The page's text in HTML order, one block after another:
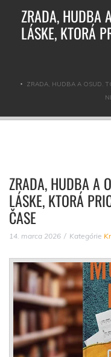
ZRADA, HUDBA
LÁSKE, KTORÁ
ZRADA, HUDBA A OSUD.
ZRADA, HUDBA A
LÁSKE, KTORÁ
ČASE
14. marca 2026 Kategórie